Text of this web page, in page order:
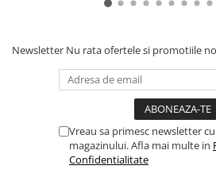
Newsletter Nu rata ofertele si promotiile
Vreau sa primesc newsletter
magazinului. Afla mai multe in
Confidentialitate